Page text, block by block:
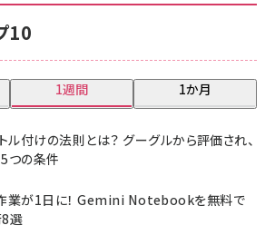
10
1週間 1か月
ル付けの法則とは？ グーグルから評価され、
つの条件
業が1日に！ Gemini Notebookを無料で
選